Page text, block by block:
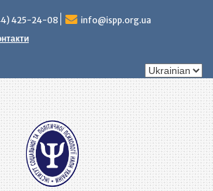
425-24-08
info@ispp.org.ua
Вибрати